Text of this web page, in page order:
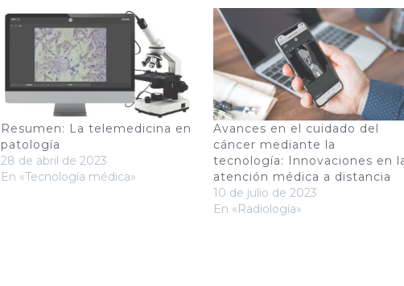
Resumen: La telemedicina en
patología
28 de abril de 2023
En «Tecnología médica»
Avances en el cuidado del
cáncer mediante la
tecnología: Innovaciones en
atención médica a distancia
10 de julio de 2023
En «Radiología»